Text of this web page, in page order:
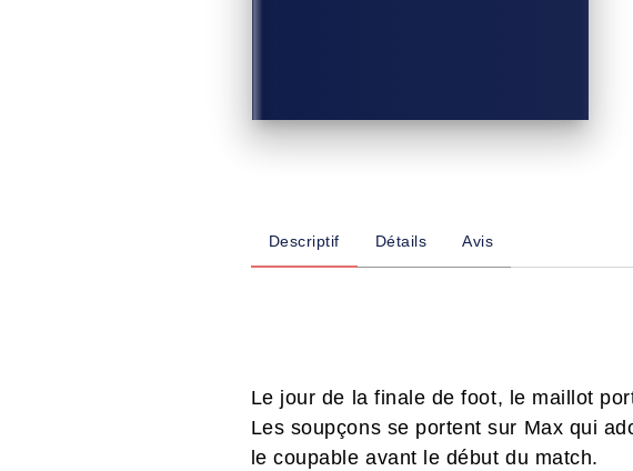
Descriptif Détails Avis
Le jour de la finale de foot, le maillot
Les soupçons se portent sur Max qui
le coupable avant le début du match.